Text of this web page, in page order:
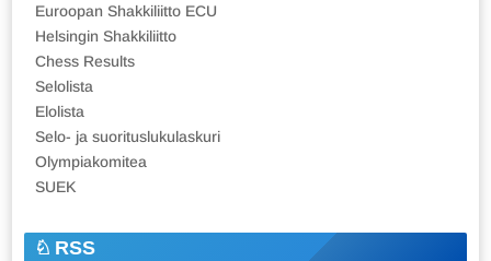
Euroopan Shakkiliitto ECU
Helsingin Shakkiliitto
Chess Results
Selolista
Elolista
Selo- ja suorituslukulaskuri
Olympiakomitea
SUEK
RSS